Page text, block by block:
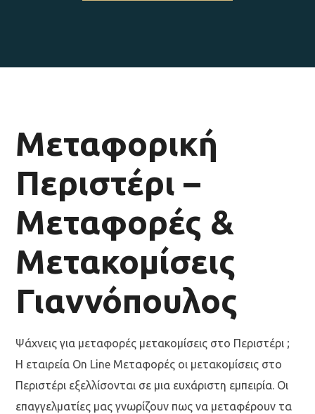
Μεταφορική
Περιστέρι –
Μεταφορές &
Μετακομίσεις
Γιαννόπουλος
Ψάχνεις για μεταφορές μετακομίσεις στο Περιστέρι ;
Η εταιρεία On Line Μεταφορές οι μετακομίσεις στο
Περιστέρι εξελλίσονται σε μια ευχάριστη εμπειρία. Οι
επαγγελματίες μας γνωρίζουν πως να μεταφέρουν τα